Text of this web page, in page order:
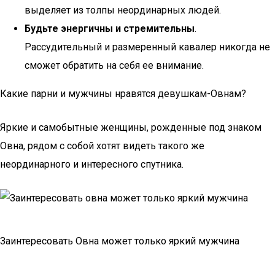
выделяет из толпы неординарных людей.
Будьте энергичны и стремительны.
Рассудительный и размеренный кавалер никогда не
сможет обратить на себя ее внимание.
Какие парни и мужчины нравятся девушкам-Овнам?
Яркие и самобытные женщины, рожденные под знаком
Овна, рядом с собой хотят видеть такого же
неординарного и интересного спутника.
Заинтересовать Овна может только яркий мужчина